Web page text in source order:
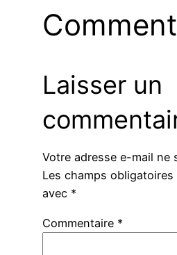
Laisser un
Votre adresse e-mail ne
Les champs
avec *
Commentaire *